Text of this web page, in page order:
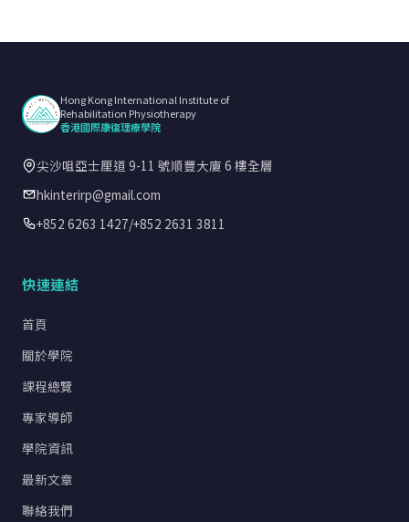
Hong Kong International Institute of
Rehabilitation Physiotherapy
香港國際康復理療學院
尖沙咀亞士厘道 9-11 號順豐大廈 6 樓全層
hkinterirp@gmail.com
+852 6263 1427/+852 2631 3811
快速連結
首頁
關於學院
課程總覽
專家導師
學院資訊
最新文章
聯絡我們